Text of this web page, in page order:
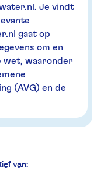
Je vindt
gaat op
om en
wet, waaronder
(AVG) en de
van: